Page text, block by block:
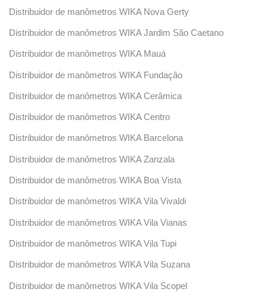
Distribuidor de manômetros WIKA Nova Gerty
Distribuidor de manômetros WIKA Jardim São Caetano
Distribuidor de manômetros WIKA Mauá
Distribuidor de manômetros WIKA Fundação
Distribuidor de manômetros WIKA Cerâmica
Distribuidor de manômetros WIKA Centro
Distribuidor de manômetros WIKA Barcelona
Distribuidor de manômetros WIKA Zanzala
Distribuidor de manômetros WIKA Boa Vista
Distribuidor de manômetros WIKA Vila Vivaldi
Distribuidor de manômetros WIKA Vila Vianas
Distribuidor de manômetros WIKA Vila Tupi
Distribuidor de manômetros WIKA Vila Suzana
Distribuidor de manômetros WIKA Vila Scopel